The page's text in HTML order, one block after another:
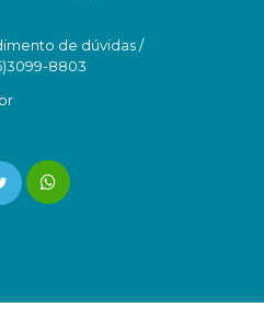
de dúvidas /
8803